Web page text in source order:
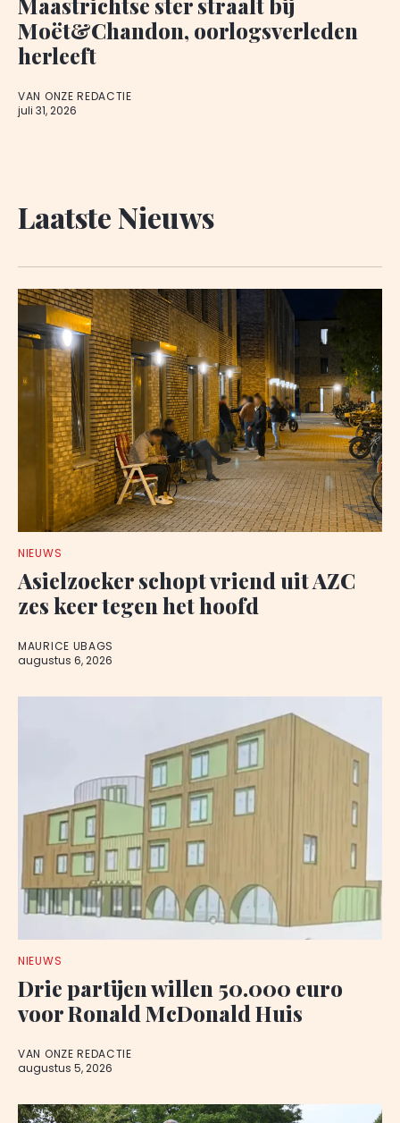
Maastrichtse ster straalt bij
Moët&Chandon, oorlogsverleden
herleeft
VAN ONZE REDACTIE
juli 31, 2026
Laatste Nieuws
NIEUWS
Asielzoeker schopt vriend uit AZC
zes keer tegen het hoofd
MAURICE UBAGS
augustus 6, 2026
NIEUWS
Drie partijen willen 50.000 euro
voor Ronald McDonald Huis
VAN ONZE REDACTIE
augustus 5, 2026